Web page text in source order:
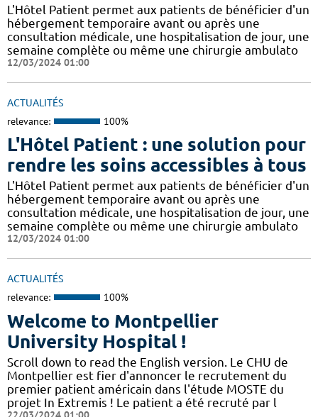
L'Hôtel Patient permet aux patients de bénéficier d'un
hébergement temporaire avant ou après une
consultation médicale, une hospitalisation de jour, une
semaine complète ou même une chirurgie ambulato
12/03/2024 01:00
ACTUALITÉS
relevance: 100%
L'Hôtel Patient : une solution pour
rendre les soins accessibles à tous
L'Hôtel Patient permet aux patients de bénéficier d'un
hébergement temporaire avant ou après une
consultation médicale, une hospitalisation de jour, une
semaine complète ou même une chirurgie ambulato
12/03/2024 01:00
ACTUALITÉS
relevance: 100%
Welcome to Montpellier
University Hospital !
Scroll down to read the English version. Le CHU de
Montpellier est fier d'annoncer le recrutement du
premier patient américain dans l'étude MOSTE du
projet In Extremis ! Le patient a été recruté par l